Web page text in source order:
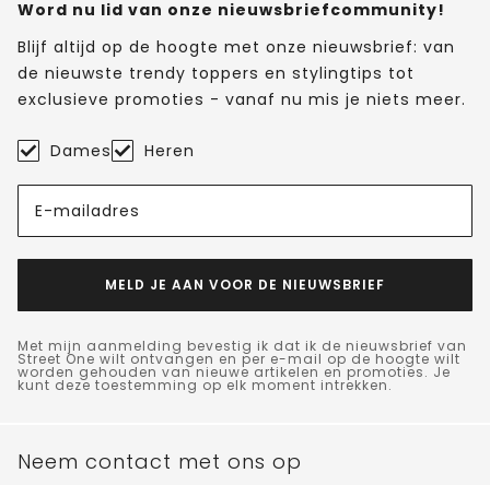
Word nu lid van onze nieuwsbriefcommunity!
Blijf altijd op de hoogte met onze nieuwsbrief: van
de nieuwste trendy toppers en stylingtips tot
exclusieve promoties - vanaf nu mis je niets meer.
Dames Heren
E-mailadres
MELD JE AAN VOOR DE NIEUWSBRIEF
Met mijn aanmelding bevestig ik dat ik de nieuwsbrief van
Street One wilt ontvangen en per e-mail op de hoogte wilt
worden gehouden van nieuwe artikelen en promoties. Je
kunt deze toestemming op elk moment intrekken.
Neem contact met ons op